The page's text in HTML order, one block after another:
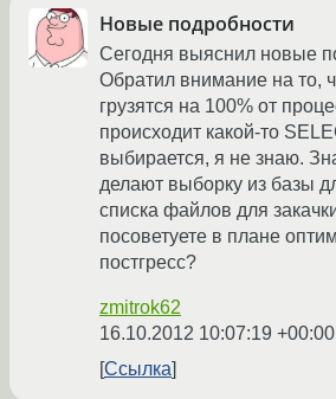
Новые подробности
Сегодня выяснил новые
Обратил внимание на то,
грузятся на 100% от
происходит какой-то
выбирается, я не знаю.
делают выборку из базы
списка файлов для
посоветуете в плане
постгресс?
zmitrok62
16.10.2012 10:07:19 +00:00
Ссылка